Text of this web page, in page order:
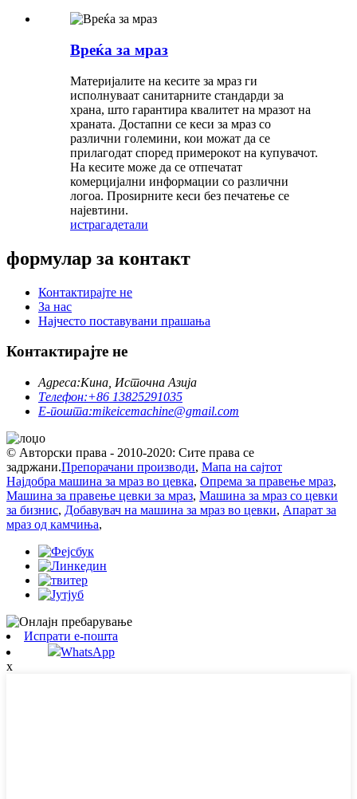
Вреќа за мраз
Материјалите на кесите за мраз ги
исполнуваат санитарните стандарди за
храна, што гарантира квалитет на мразот на
храната. Достапни се кеси за мраз со
различни големини, кои можат да се
прилагодат според примерокот на купувачот.
На кесите може да се отпечатат
комерцијални информации со различни
логоа. Проѕирните кеси без печатење се
најевтини.
истрагадетали
формулар за контакт
Контактирајте не
За нас
Најчесто поставувани прашања
Контактирајте не
Адреса:Кина, Источна Азија
Телефон:+86 13825291035
Е-пошта:mikeicemachine@gmail.com
© Авторски права - 2010-2020: Сите права се
задржани.Препорачани производи, Мапа на сајтот
Најдобра машина за мраз во цевка, Опрема за правење мраз,
Машина за правење цевки за мраз, Машина за мраз со цевки
за бизнис, Добавувач на машина за мраз во цевки, Апарат за
мраз од камчиња,
Испрати е-пошта
WhatsApp
x